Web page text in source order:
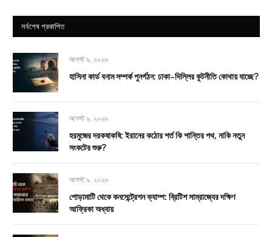
সর্বশেষ প্রকাশিত
আগস্ট ৯, ২০২৬
হাসিনা কার্ড বনাম সম্পর্ক পুনর্গঠন: ঢাকা–দিল্লির কূটনীতি কোথায় যাচ্ছে?
আগস্ট ৯, ২০২৬
হরমুজের দরকষাকষি: ইরানের কঠোর শর্ত কি শান্তির পথ, নাকি নতুন
সংকটের শুরু?
আগস্ট ৯, ২০২৬
পোড়ামাটি থেকে কনসেন্ট্রেশন ক্যাম্প: ব্রিটিশ সাম্রাজ্যের দক্ষিণ
আফ্রিকা অধ্যায়